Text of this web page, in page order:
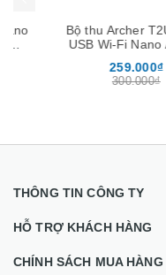
Bộ thu Archer T2U
USB Wi-Fi Nano
259.000₫
300.000₫
THÔNG TIN CÔNG TY
HỖ TRỢ KHÁCH HÀNG
CHÍNH SÁCH MUA HÀNG